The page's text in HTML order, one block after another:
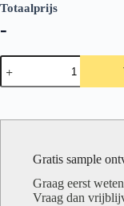
Totaalprijs
-
Therdex
Xtralong
Serie
Gratis sample
Graag eerst
Vraag dan